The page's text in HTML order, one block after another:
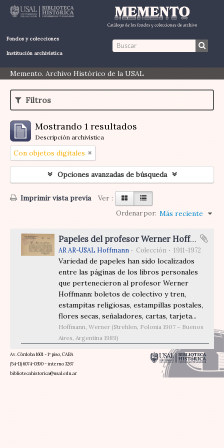
Fondos y colecciones
Institución archivística
Memento. Archivo Histórico de la USAL
Filtros
Mostrando 1 resultados
Descripción archivística
Con objetos digitales
Opciones avanzadas de búsqueda
Imprimir vista previa Ver :
Ordenar por: Más reciente
Papeles del profesor Werner Hoffmann
AR AR-USAL Hoffmann Colección 1911-1972
Variedad de papeles han sido localizados
entre las páginas de los libros personales
que pertenecieron al profesor Werner
Hoffmann: boletos de colectivo y tren,
estampitas religiosas, estampillas postales,
flores secas, señaladores, cartas, tarjeta...
Hoffmann, Werner (Strehlen, Polonia 1907 – Buenos
Aires, Argentina 1989)
Av. Córdoba 1601 - 1º piso, CABA
(54-11) 6074-0390 - interno 3267
bibliotecahistorica@usal.edu.ar